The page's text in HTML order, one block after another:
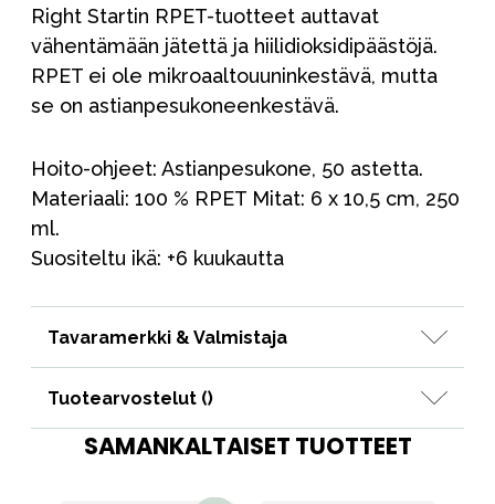
Right Startin RPET-tuotteet auttavat
vähentämään jätettä ja hiilidioksidipäästöjä.
RPET ei ole mikroaaltouuninkestävä, mutta
se on astianpesukoneenkestävä.
Hoito-ohjeet: Astianpesukone, 50 astetta.
Materiaali: 100 % RPET Mitat: 6 x 10,5 cm, 250
ml.
Suositeltu ikä: +6 kuukautta
Tavaramerkki & Valmistaja
Tuotearvostelut ()
SAMANKALTAISET TUOTTEET